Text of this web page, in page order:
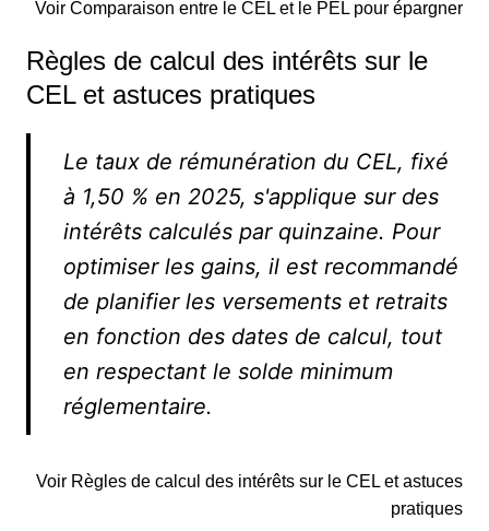
Voir Comparaison entre le CEL et le PEL pour épargner
Règles de calcul des intérêts sur le
CEL et astuces pratiques
Le taux de rémunération du CEL, fixé
à 1,50 % en 2025, s'applique sur des
intérêts calculés par quinzaine. Pour
optimiser les gains, il est recommandé
de planifier les versements et retraits
en fonction des dates de calcul, tout
en respectant le solde minimum
réglementaire.
Voir Règles de calcul des intérêts sur le CEL et astuces
pratiques